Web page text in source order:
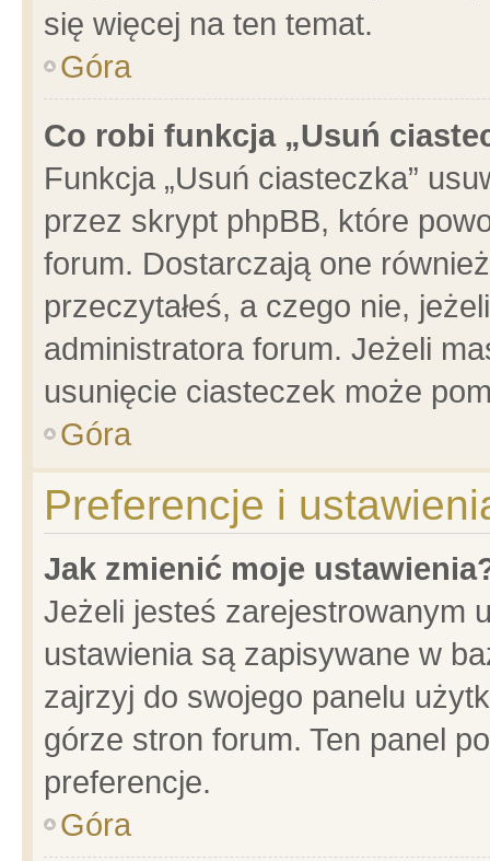
się więcej na ten temat.
Góra
Co robi funkcja „Usuń
Funkcja „Usuń ciasteczka”
przez skrypt phpBB, które
forum. Dostarczają one
przeczytałeś, a czego nie,
administratora forum. Jeżeli
usunięcie ciasteczek może
Góra
Preferencje i
Jak zmienić moje
Jeżeli jesteś zarejestrowanym
ustawienia są zapisywane w
zajrzyj do swojego panelu
górze stron forum. Ten panel
preferencje.
Góra